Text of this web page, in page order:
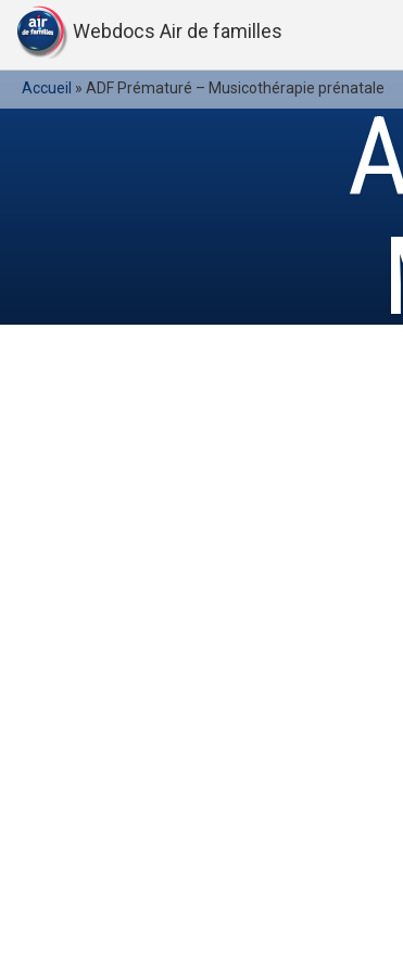
Webdocs Air de familles
Accueil » ADF Prématuré – Musicothérapie prénatale